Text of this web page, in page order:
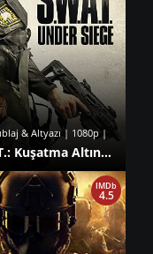
& Altyazı | 1080p |
S.W.A.T.: Kuşatma Altında izle
IMDb
4.5